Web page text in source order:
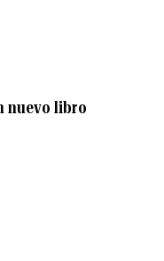
nuevo libro